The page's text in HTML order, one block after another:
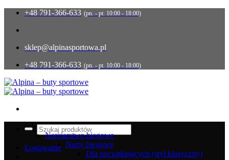
Przewiń
zawartości
+48 791-366-633 (pn. - pt. 10:00 - 18:00)
sklep@alpinasportowa.pl
+48 791-366-633 (pn. - pt. 10:00 - 18:00)
Wyszukiwarka
produktów
Logowanie
Narciarstwo biegowe
Narty biegowe
Dla początkujących (styl klasyczny)